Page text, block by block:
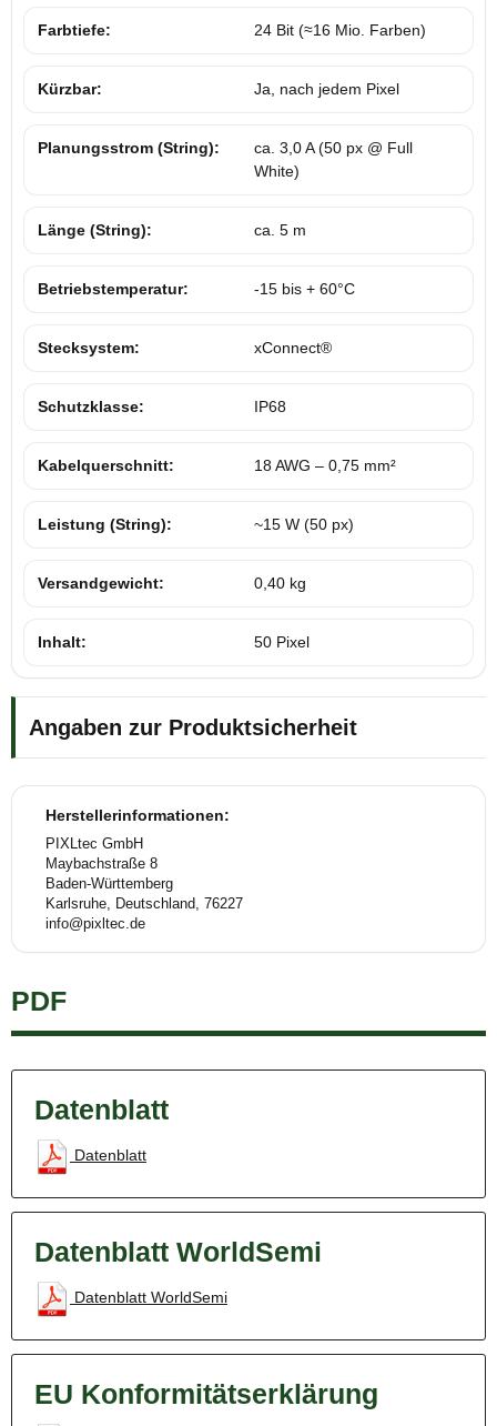
Farbtiefe: 24 Bit (≈16 Mio. Farben)
Kürzbar: Ja, nach jedem Pixel
Planungsstrom (String):
ca. 3,0 A (50 px @ Full
White)
Länge (String): ca. 5 m
Betriebstemperatur: -15 bis + 60°C
Stecksystem: xConnect®
Schutzklasse: IP68
Kabelquerschnitt: 18 AWG – 0,75 mm²
Leistung (String): ~15 W (50 px)
Versandgewicht: 0,40 kg
Inhalt: 50 Pixel
Angaben zur Produktsicherheit
Herstellerinformationen:
PIXLtec GmbH
Maybachstraße 8
Baden-Württemberg
Karlsruhe, Deutschland, 76227
info@pixltec.de
PDF
Datenblatt
Datenblatt
Datenblatt WorldSemi
Datenblatt WorldSemi
EU Konformitätserklärung